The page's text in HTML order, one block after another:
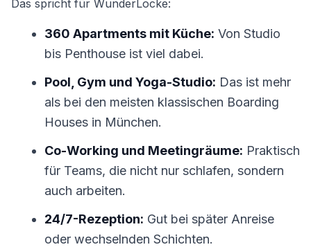
Das spricht für WunderLocke:
360 Apartments mit Küche: Von Studio
bis Penthouse ist viel dabei.
Pool, Gym und Yoga-Studio: Das ist mehr
als bei den meisten klassischen Boarding
Houses in München.
Co-Working und Meetingräume: Praktisch
für Teams, die nicht nur schlafen, sondern
auch arbeiten.
24/7-Rezeption: Gut bei später Anreise
oder wechselnden Schichten.